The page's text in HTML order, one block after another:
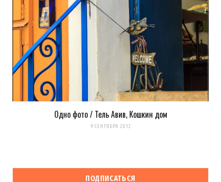
Одно фото / Тель Авив, Кошкин дом
9 СЕНТЯБРЯ 2012
ПОДПИСАТЬСЯ